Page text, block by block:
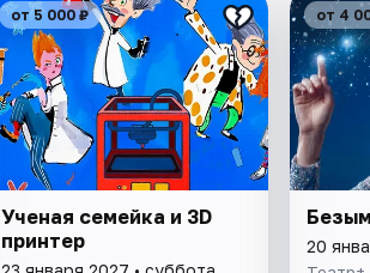
от 5 000 ₽
Ученая семейка и 3D
принтер
от 4
20